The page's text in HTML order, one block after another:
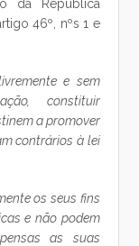
da República
46º, nºs 1 e
e sem
constituir
a promover
contrários à lei
os seus fins
e não podem
as suas